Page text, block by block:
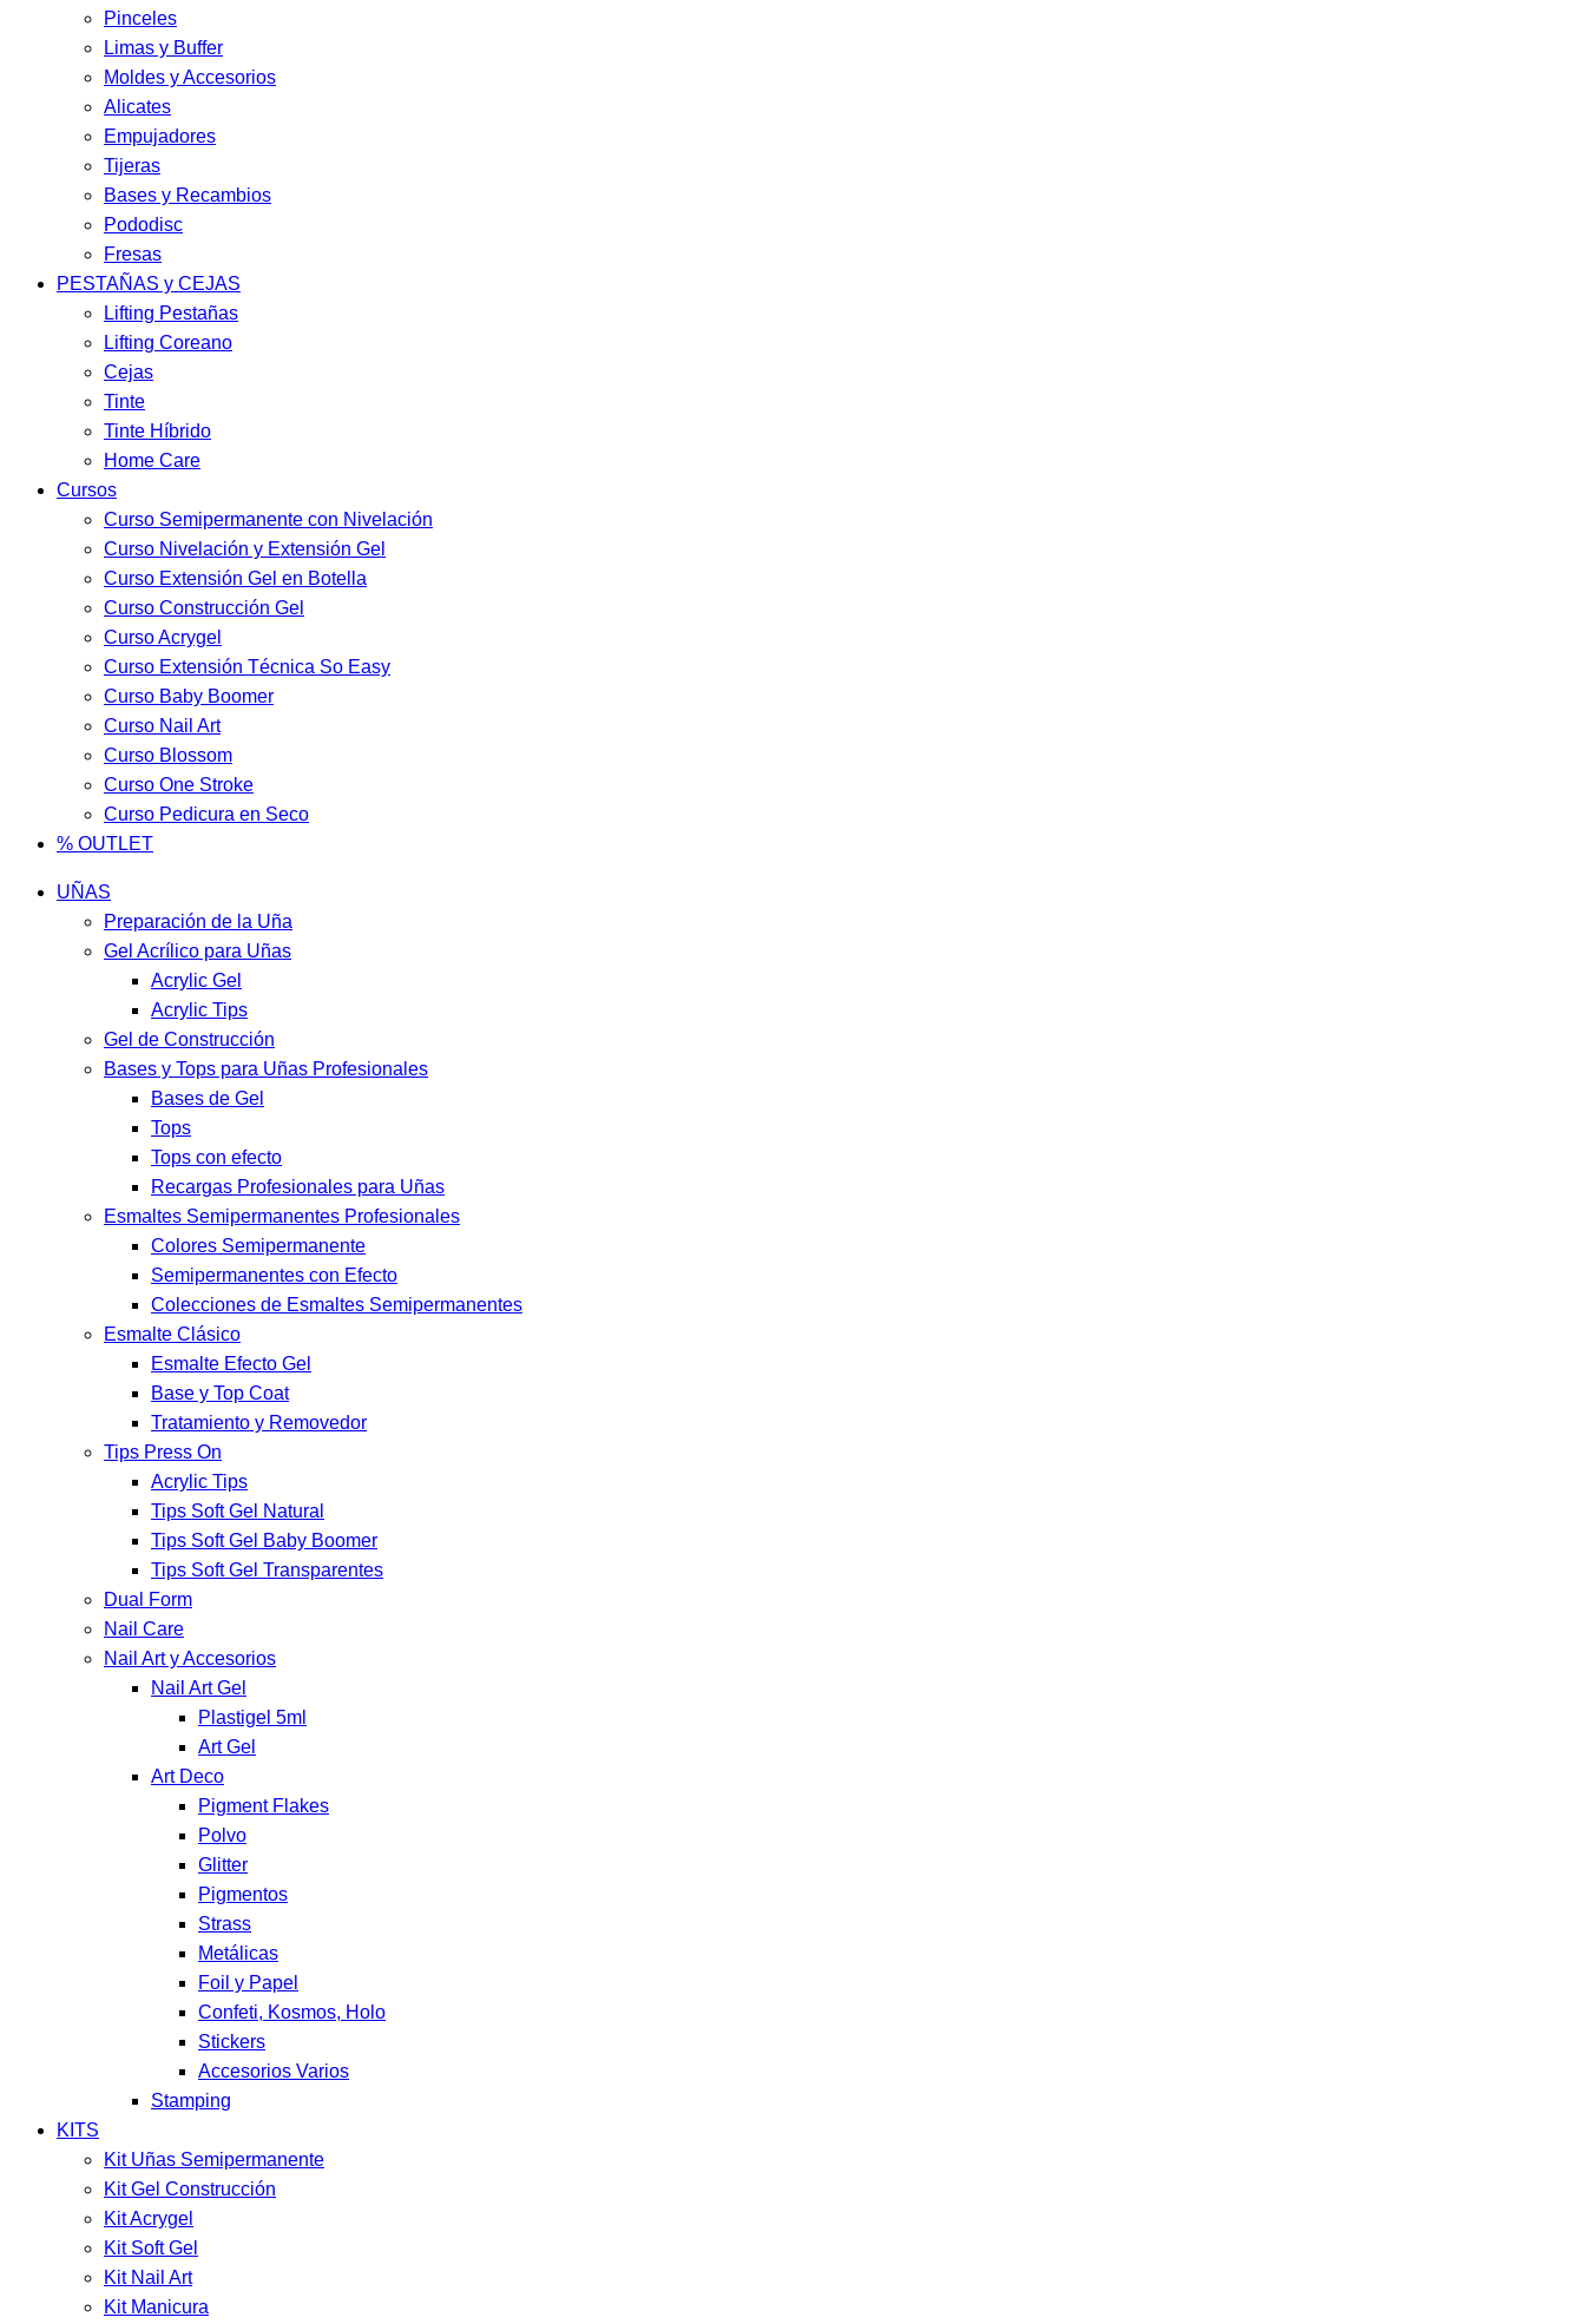
Pinceles
Limas y Buffer
Moldes y Accesorios
Alicates
Empujadores
Tijeras
Bases y Recambios
Pododisc
Fresas
PESTAÑAS y CEJAS
Lifting Pestañas
Lifting Coreano
Cejas
Tinte
Tinte Híbrido
Home Care
Cursos
Curso Semipermanente con Nivelación
Curso Nivelación y Extensión Gel
Curso Extensión Gel en Botella
Curso Construcción Gel
Curso Acrygel
Curso Extensión Técnica So Easy
Curso Baby Boomer
Curso Nail Art
Curso Blossom
Curso One Stroke
Curso Pedicura en Seco
% OUTLET
UÑAS
Preparación de la Uña
Gel Acrílico para Uñas
Acrylic Gel
Acrylic Tips
Gel de Construcción
Bases y Tops para Uñas Profesionales
Bases de Gel
Tops
Tops con efecto
Recargas Profesionales para Uñas
Esmaltes Semipermanentes Profesionales
Colores Semipermanente
Semipermanentes con Efecto
Colecciones de Esmaltes Semipermanentes
Esmalte Clásico
Esmalte Efecto Gel
Base y Top Coat
Tratamiento y Removedor
Tips Press On
Acrylic Tips
Tips Soft Gel Natural
Tips Soft Gel Baby Boomer
Tips Soft Gel Transparentes
Dual Form
Nail Care
Nail Art y Accesorios
Nail Art Gel
Plastigel 5ml
Art Gel
Art Deco
Pigment Flakes
Polvo
Glitter
Pigmentos
Strass
Metálicas
Foil y Papel
Confeti, Kosmos, Holo
Stickers
Accesorios Varios
Stamping
KITS
Kit Uñas Semipermanente
Kit Gel Construcción
Kit Acrygel
Kit Soft Gel
Kit Nail Art
Kit Manicura